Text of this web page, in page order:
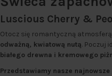
Luscious Cherry &
Otocz się romantyczną atmosferą
odważną, kwiatową nutą. Poczuj
białego drewna i kremowego
Przedstawiamy nasze